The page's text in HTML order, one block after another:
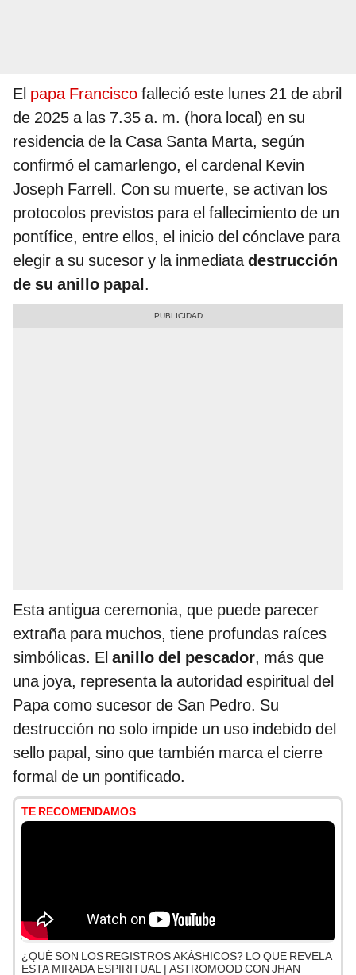
El papa Francisco falleció este lunes 21 de abril
de 2025 a las 7.35 a. m. (hora local) en su
residencia de la Casa Santa Marta, según
confirmó el camarlengo, el cardenal Kevin
Joseph Farrell. Con su muerte, se activan los
protocolos previstos para el fallecimiento de un
pontífice, entre ellos, el inicio del cónclave para
elegir a su sucesor y la inmediatadestrucción
de su anillo papal.
Esta antigua ceremonia, que puede parecer
extraña para muchos, tiene profundas raíces
simbólicas. El anillo del pescador, más que
una joya, representa la autoridad espiritual del
Papa como sucesor de San Pedro. Su
destrucción no solo impide un uso indebido del
sello papal, sino que también marca el cierre
formal de un pontificado.
TE RECOMENDAMOS
¿QUÉ SON LOS REGISTROS AKÁSHICOS? LO QUE REVELA
ESTA MIRADA ESPIRITUAL | ASTROMOOD CON JHAN